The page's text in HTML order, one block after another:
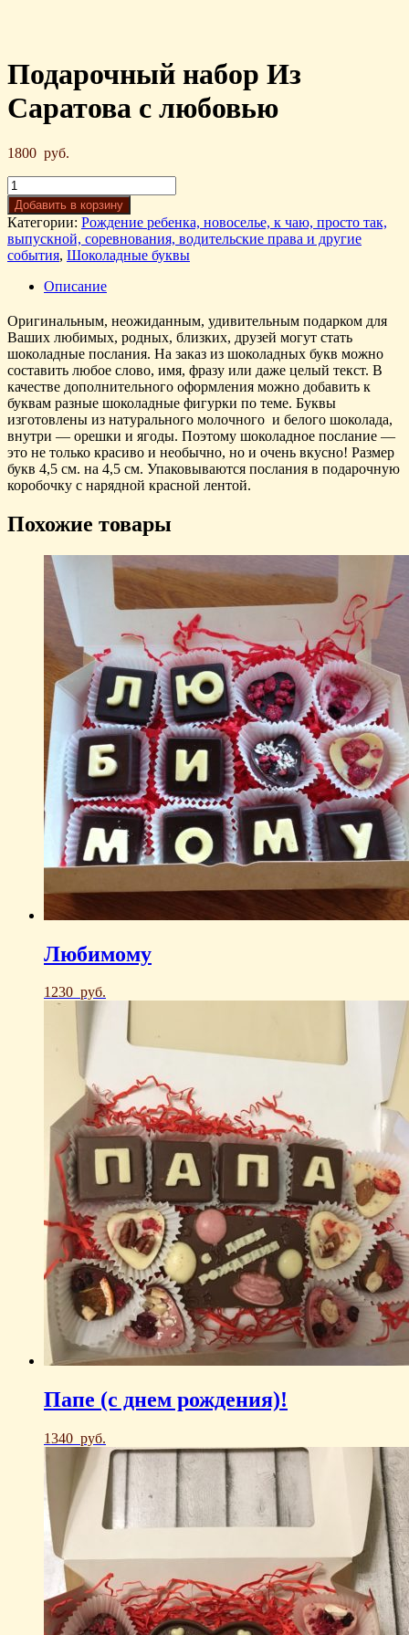
Подарочный набор Из
Саратова с любовью
1800 руб.
Добавить в корзину
Категории: Рождение ребенка, новоселье, к чаю, просто так,
выпускной, соревнования, водительские права и другие
события, Шоколадные буквы
Описание
Оригинальным, неожиданным, удивительным подарком для
Ваших любимых, родных, близких, друзей могут стать
шоколадные послания. На заказ из шоколадных букв можно
составить любое слово, имя, фразу или даже целый текст. В
качестве дополнительного оформления можно добавить к
буквам разные шоколадные фигурки по теме. Буквы
изготовлены из натурального молочного и белого шоколада,
внутри — орешки и ягоды. Поэтому шоколадное послание —
это не только красиво и необычно, но и очень вкусно! Размер
букв 4,5 см. на 4,5 см. Упаковываются послания в подарочную
коробочку с нарядной красной лентой.
Похожие товары
Любимому
1230 руб.
Папе (с днем рождения)!
1340 руб.